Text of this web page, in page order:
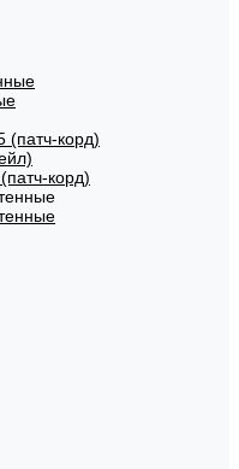
корд)
корд)